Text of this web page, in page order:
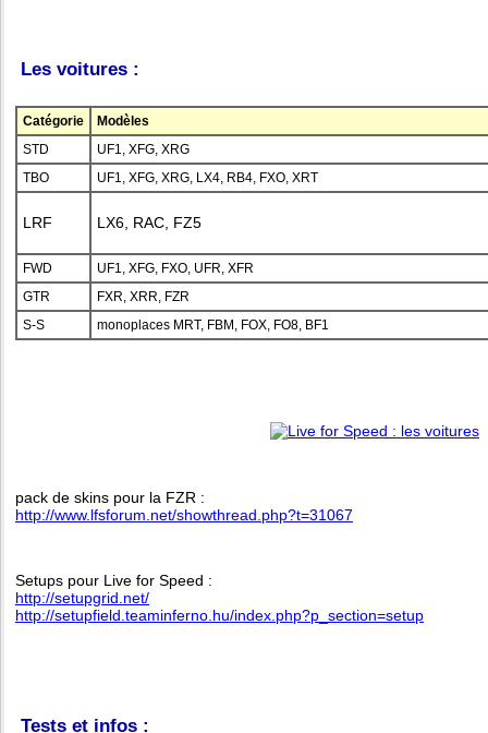
Les voitures :
Catégorie
Modèles
STD
UF1, XFG, XRG
TBO
UF1, XFG, XRG, LX4, RB4, FXO, XRT
LRF LX6, RAC, FZ5
FWD
UF1, XFG, FXO, UFR, XFR
GTR
FXR, XRR, FZR
S-S
monoplaces MRT, FBM, FOX, FO8, BF1
pack de skins pour la FZR :
http://www.lfsforum.net/showthread.php?t=31067
Setups pour Live for Speed :
http://setupgrid.net/
http://setupfield.teaminferno.hu/index.php?p_section=setup
Tests et infos :